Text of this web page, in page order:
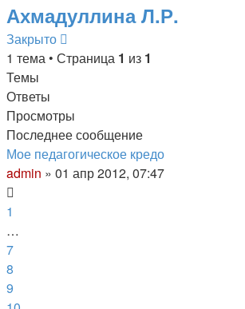
Ахмадуллина Л.Р.
Закрыто
1 тема • Страница 1 из 1
Темы
Ответы
Просмотры
Последнее сообщение
Мое педагогическое кредо
admin » 01 апр 2012, 07:47
1
…
7
8
9